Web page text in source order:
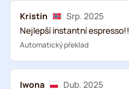
Kristin
Srp. 2025
Nejlepší instantní espresso!!
Automatický překlad
Iwona
Dub. 2025